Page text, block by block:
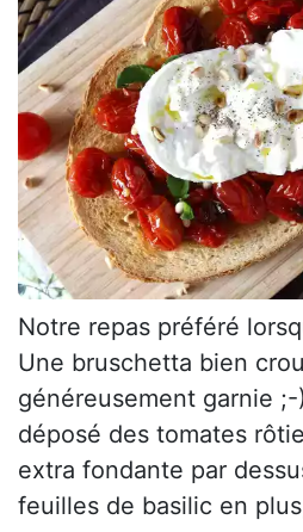
Notre repas préféré
Une bruschetta bien
généreusement garnie
déposé des tomates
extra fondante par
feuilles de basilic en